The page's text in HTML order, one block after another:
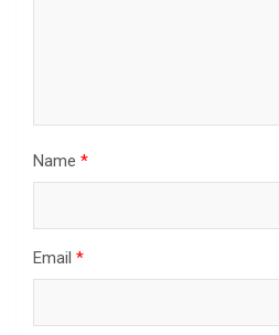
Name *
Email *